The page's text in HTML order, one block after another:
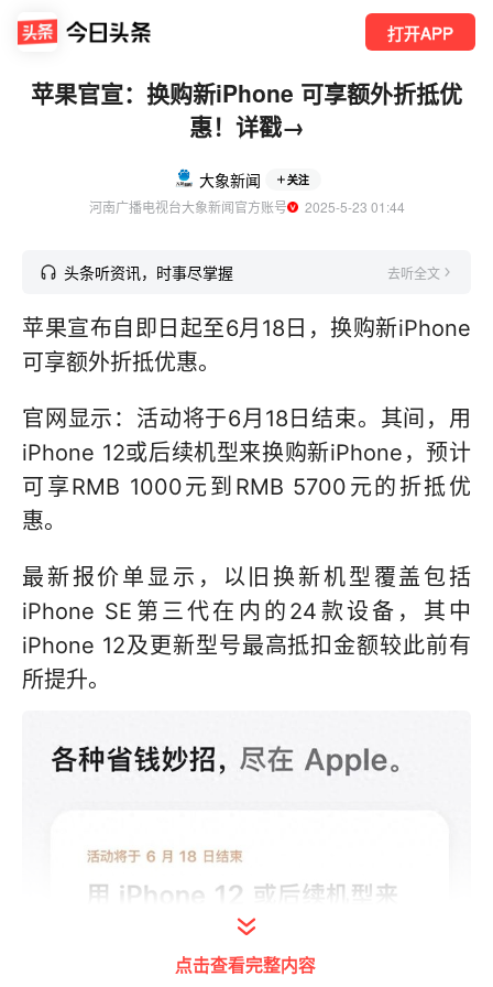
打开APP
苹果官宣：换购新iPhone 可享额外折抵优
惠！详戳→
大象新闻 关注
河南广播电视台大象新闻官方账号
  2025-5-23 01:44
头条听资讯，时事尽掌握 去听全文
苹果宣布自即日起至6月18日，换购新iPhone
可享额外折抵优惠。
官网显示：活动将于6月18日结束。其间，用
iPhone 12或后续机型来换购新iPhone，预计
可享RMB 1000元到RMB 5700元的折抵优
惠。
最新报价单显示，以旧换新机型覆盖包括
iPhone SE第三代在内的24款设备，其中
iPhone 12及更新型号最高抵扣金额较此前有
所提升。
点击查看完整内容